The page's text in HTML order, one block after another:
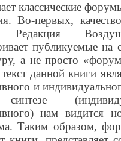
классические
Во-первых,
Редакция
публикуемые на
а не просто
данной книги
и
нам видится
Таким образом,